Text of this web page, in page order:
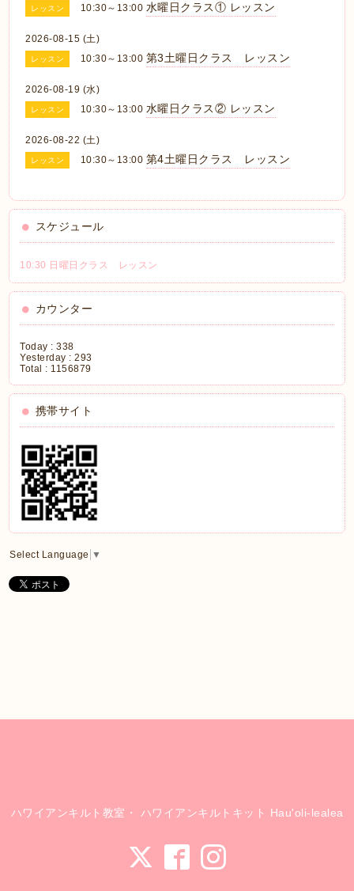
レッスン 10:30～13:00 水曜日クラス① レッスン
2026-08-15 (土)
レッスン 10:30～13:00 第3土曜日クラス レッスン
2026-08-19 (水)
レッスン 10:30～13:00 水曜日クラス② レッスン
2026-08-22 (土)
レッスン 10:30～13:00 第4土曜日クラス レッスン
スケジュール
10:30 日曜日クラス レッスン
カウンター
Today :338
Yesterday :293
Total : 1156879
携帯サイト
Select Language ▼
ハワイアンキルト教室・ ハワイアンキルトキット Hau'oli-lealea